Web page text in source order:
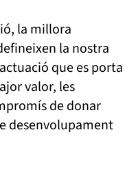
la millora
la nostra
que es porta
valor, les
de donar
desenvolupament